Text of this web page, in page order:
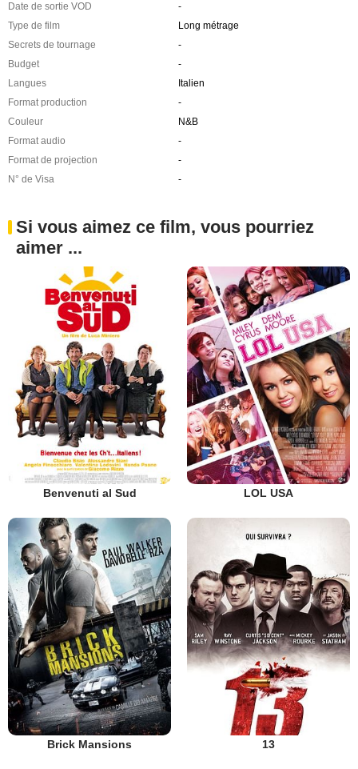
Date de sortie VOD
-
Type de film
Long métrage
Secrets de tournage
-
Budget
-
Langues
Italien
Format production
-
Couleur
N&B
Format audio
-
Format de projection
-
N° de Visa
-
Si vous aimez ce film, vous pourriez
aimer ...
Benvenuti al Sud LOL USA
Brick Mansions 13